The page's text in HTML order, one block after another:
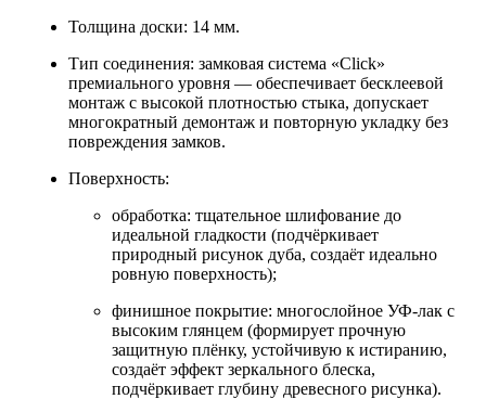
Толщина доски: 14 мм.
Тип соединения: замковая система «Click»
премиального уровня — обеспечивает бесклеевой
монтаж с высокой плотностью стыка, допускает
многократный демонтаж и повторную укладку без
повреждения замков.
Поверхность:
обработка: тщательное шлифование до
идеальной гладкости (подчёркивает
природный рисунок дуба, создаёт идеально
ровную поверхность);
финишное покрытие: многослойное УФ‑лак с
высоким глянцем (формирует прочную
защитную плёнку, устойчивую к истиранию,
создаёт эффект зеркального блеска,
подчёркивает глубину древесного рисунка).